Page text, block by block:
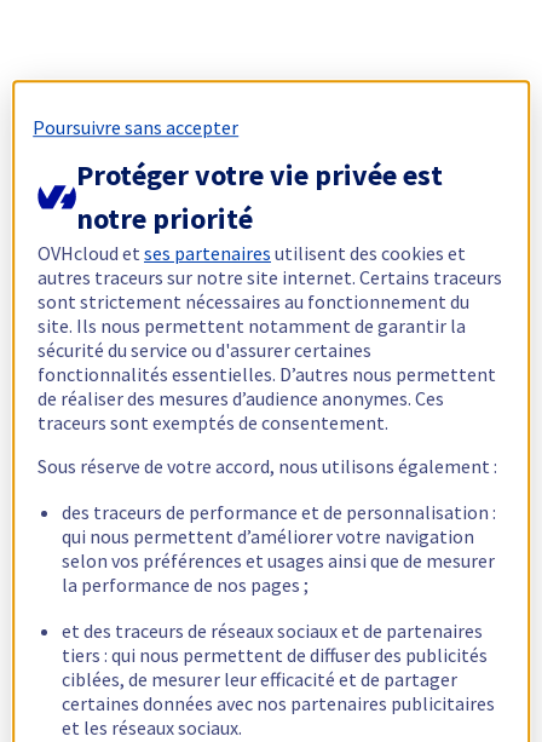
Poursuivre sans accepter
Protéger votre vie privée est
notre priorité
OVHcloud etses partenaires utilisent des cookies et
autres traceurs sur notre site internet. Certains traceurs
sont strictement nécessaires au fonctionnement du
site. Ils nous permettent notamment de garantir la
sécurité du service ou d'assurer certaines
fonctionnalités essentielles. D’autres nous permettent
de réaliser des mesures d’audience anonymes. Ces
traceurs sont exemptés de consentement.
Sous réserve de votre accord, nous utilisons également :
des traceurs de performance et de personnalisation :
qui nous permettent d’améliorer votre navigation
selon vos préférences et usages ainsi que de mesurer
la performance de nos pages ;
et des traceurs de réseaux sociaux et de partenaires
tiers : qui nous permettent de diffuser des publicités
ciblées, de mesurer leur efficacité et de partager
certaines données avec nos partenaires publicitaires
et les réseaux sociaux.